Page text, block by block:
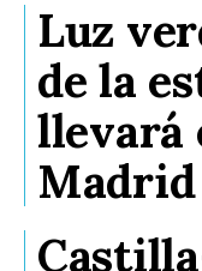
Luz
de la
llevará
Madrid